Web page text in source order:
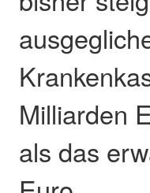
Milliarden
als das